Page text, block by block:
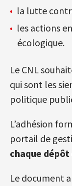
la lutte
les actions
écologique.
Le CNL
qui sont les
politique
L’adhésion
portail de
chaque dépôt
Le document